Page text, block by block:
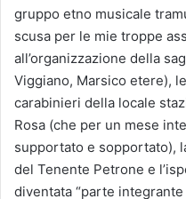
gruppo etno musicale
scusa per le mie troppe
all’organizzazione della
Viggiano, Marsico etere),
carabinieri della locale
Rosa (che per un mese
supportato e sopportato),
del Tenente Petrone e
diventata “parte